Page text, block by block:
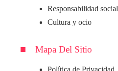
Responsabilidad social
Cultura y ocio
Mapa Del Sitio